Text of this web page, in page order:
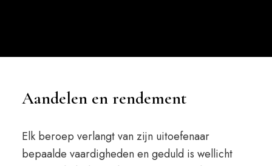
Aandelen en rendement
Elk beroep verlangt van zijn uitoefenaar
bepaalde vaardigheden en geduld is wellicht